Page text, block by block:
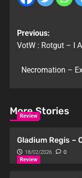
Previous:
VotW : Rotgut – I
Necromation –
More Stories
Review
Gladium Regis –
18/02/2026 0
Review